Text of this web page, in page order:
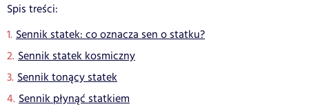
Spis treści:
Sennik statek: co oznacza sen o statku?
Sennik statek kosmiczny
Sennik tonący statek
Sennik płynąć statkiem